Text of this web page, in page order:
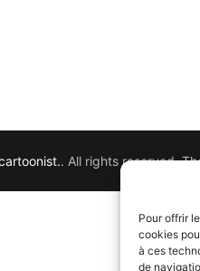
Pour offrir
cookies
à ces
de
. All rights reserved.